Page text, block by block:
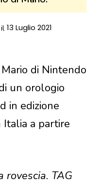
il 13 Luglio 2021
Mario di Nintendo
un orologio
in edizione
Italia a partire
TAG